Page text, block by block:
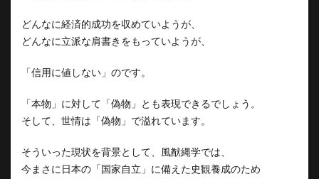
どんなに経済的成功を収めていようが、
どんなに立派な肩書きをもっていようが、
「信用に値しない」のです。
「本物」に対して「偽物」とも表現できるでしょう。
そして、世情は「偽物」で溢れています。
そういった現状を背景として、風猷縄学では、
今まさに日本の「国家自立」に備えた史観養成のため